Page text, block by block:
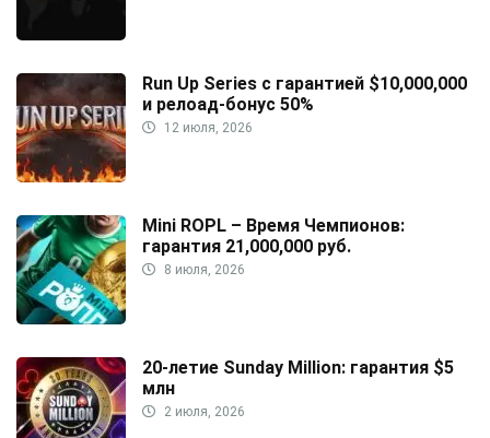
Run Up Series с гарантией $10,000,000
и релоад-бонус 50%
12 июля, 2026
Mini ROPL – Время Чемпионов:
гарантия 21,000,000 руб.
8 июля, 2026
20-летие Sunday Million: гарантия $5
млн
2 июля, 2026